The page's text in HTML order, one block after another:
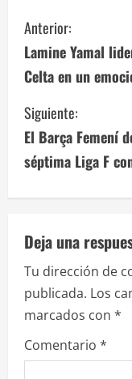
S
i
g
u
e
l
y
e
n
d
Anterior:
Lamine Yamal
Celta en un
Siguiente:
El Barça Femení
séptima Liga F
Deja una
Tu dirección de
publicada. Los
marcados con *
Comentario *